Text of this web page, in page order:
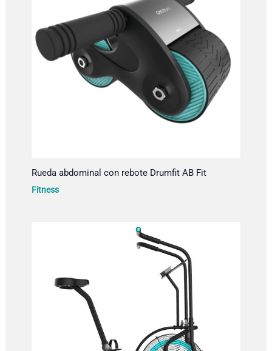
Rueda abdominal con rebote Drumfit AB Fit
Fitness